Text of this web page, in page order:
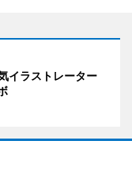
イラストレーター